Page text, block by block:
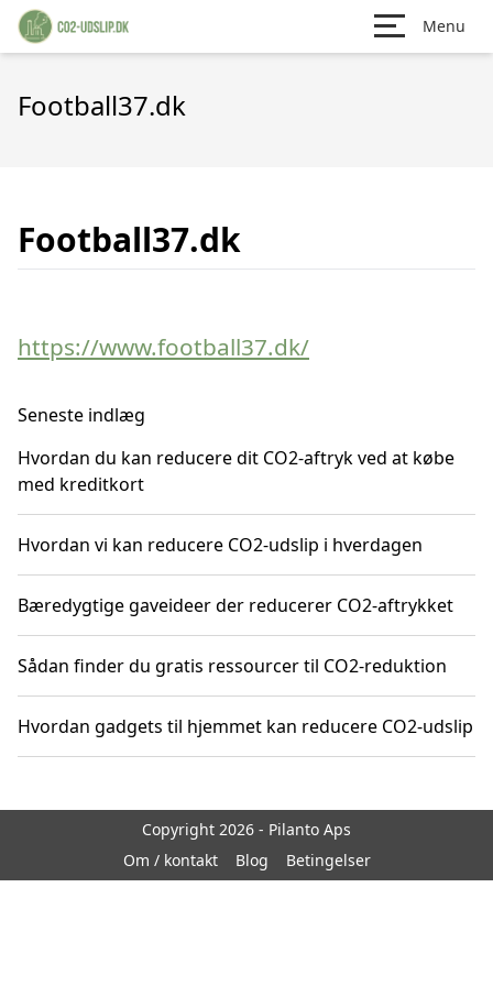
Menu
Football37.dk
Football37.dk
https://www.football37.dk/
Seneste indlæg
Hvordan du kan reducere dit CO2-aftryk ved at købe
med kreditkort
Hvordan vi kan reducere CO2-udslip i hverdagen
Bæredygtige gaveideer der reducerer CO2-aftrykket
Sådan finder du gratis ressourcer til CO2-reduktion
Hvordan gadgets til hjemmet kan reducere CO2-udslip
Copyright 2026 - Pilanto Aps
Om / kontakt
Blog Betingelser